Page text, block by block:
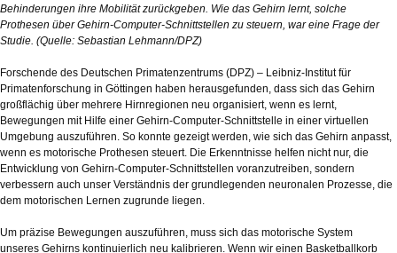
Behinderungen ihre Mobilität zurückgeben. Wie das Gehirn lernt, solche
Prothesen über Gehirn-Computer-Schnittstellen zu steuern, war eine Frage der
Studie. (Quelle: Sebastian Lehmann/DPZ)
Forschende des Deutschen Primatenzentrums (DPZ) – Leibniz-Institut für
Primatenforschung in Göttingen haben herausgefunden, dass sich das Gehirn
großflächig über mehrere Hirnregionen neu organisiert, wenn es lernt,
Bewegungen mit Hilfe einer Gehirn-Computer-Schnittstelle in einer virtuellen
Umgebung auszuführen. So konnte gezeigt werden, wie sich das Gehirn anpasst,
wenn es motorische Prothesen steuert. Die Erkenntnisse helfen nicht nur, die
Entwicklung von Gehirn-Computer-Schnittstellen voranzutreiben, sondern
verbessern auch unser Verständnis der grundlegenden neuronalen Prozesse, die
dem motorischen Lernen zugrunde liegen.
Um präzise Bewegungen auszuführen, muss sich das motorische System
unseres Gehirns kontinuierlich neu kalibrieren. Wenn wir einen Basketballkorb